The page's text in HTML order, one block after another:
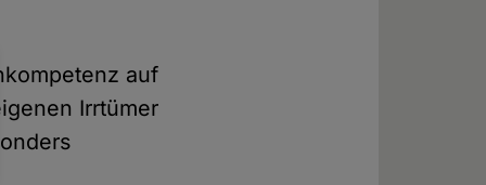
auf
Irrtümer